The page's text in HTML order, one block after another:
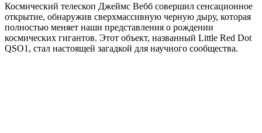
Космический телескоп Джеймс Вебб совершил сенсационное
открытие, обнаружив сверхмассивную черную дыру, которая
полностью меняет наши представления о рождении
космических гигантов. Этот объект, названный Little Red Dot
QSO1, стал настоящей загадкой для научного сообщества.